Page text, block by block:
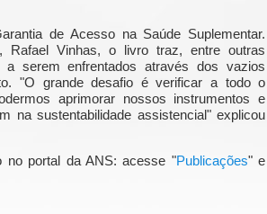
de Acesso na Saúde Suplementar.
Rafael Vinhas, o livro traz, entre outras
serem enfrentados através dos vazios
"O grande desafio é verificar a todo o
aprimorar nossos instrumentos e
na sustentabilidade assistencial" explicou
no portal da ANS: acesse "Publicações" e